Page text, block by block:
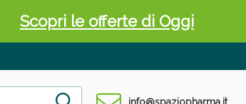
info@spaziopharma.it
Scopri le offerte di Oggi